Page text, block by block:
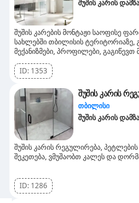
შუშის კარის
შუშის კარების მონტაჟი საოფისე
სახლებში თბილისის ტერიტორიაზე, გვაქვს სხვადასხვა
მექანიზმები, პროფილები,
ID: 1353
შუშის კარის
თბილისი
შუშის კარის
შუშის კარის რეგულირება, პეტლების
შეკეთება, ვმუშაობთ კალეს და
ID: 1286